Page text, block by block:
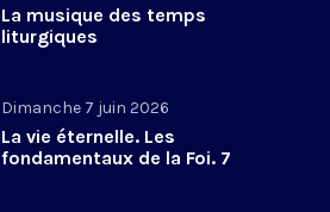
La musique des temps
liturgiques
Dimanche 7 juin 2026
La vie éternelle. Les
fondamentaux de la Foi. 7